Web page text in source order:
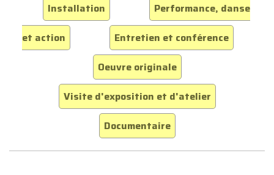
Installation
Performance, danse
et action
Entretien et conférence
Oeuvre originale
Visite d'exposition et d'atelier
Documentaire